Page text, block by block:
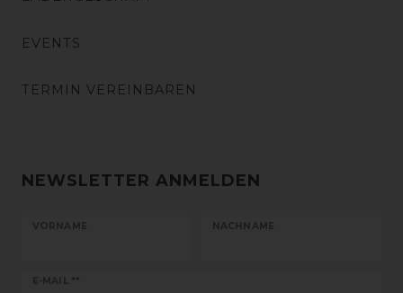
EVENTS
TERMIN VEREINBAREN
NEWSLETTER ANMELDEN
VORNAME NACHNAME
E-MAIL **
Newsletter